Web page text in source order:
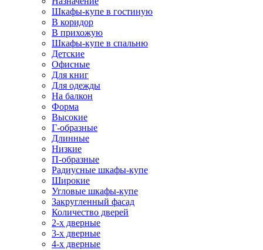
Шкафы-купе в гостиную
В коридор
В прихожую
Шкафы-купе в спальню
Детские
Офисные
Для книг
Для одежды
На балкон
Форма
Высокие
Г-образные
Длинные
Низкие
П-образные
Радиусные шкафы-купе
Широкие
Угловые шкафы-купе
Закругленный фасад
Количество дверей
2-х дверные
3-х дверные
4-х дверные